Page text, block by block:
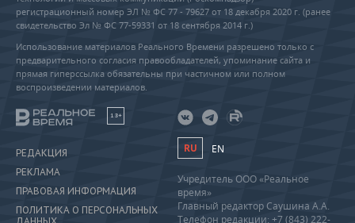
регистрационный номер ЭЛ № ФС 77 - 79627 от 18 декабря 2020 г. (ранее
свидетельство Эл № ФС 77-59331 от 18 сентября 2014 г.)
Использование материалов Реального Времени разрешено только с
предварительного согласия правообладателей, упоминание сайта и
прямая гиперссылка обязательны при частичном или полном
воспроизведении материалов.
18+
РЕДАКЦИЯ
РЕКЛАМА
ПРАВОВАЯ ИНФОРМАЦИЯ
ПОЛИТИКА О ПЕРСОНАЛЬНЫХ
RU EN
Учредитель ООО «Реальное
время»
Главный редактор Саушина А.А.
Телефон редакции: +7 (843) 222-